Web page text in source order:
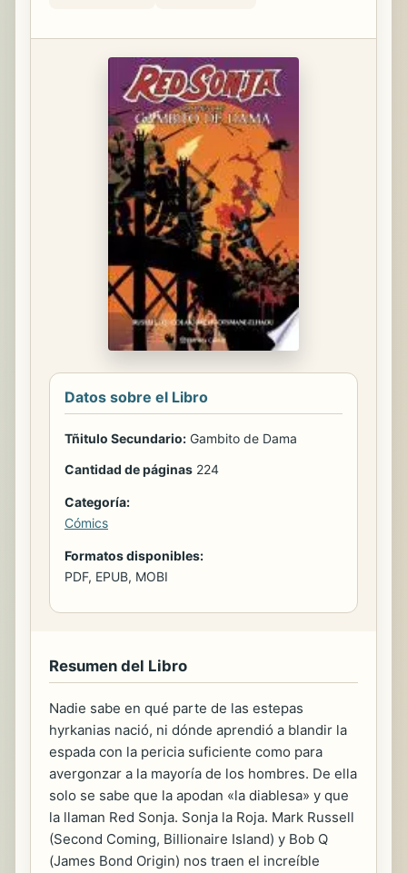
Datos sobre el Libro
Tñitulo Secundario: Gambito de Dama
Cantidad de páginas 224
Categoría:
Cómics
Formatos disponibles:
PDF, EPUB, MOBI
Resumen del Libro
Nadie sabe en qué parte de las estepas
hyrkanias nació, ni dónde aprendió a blandir la
espada con la pericia suficiente como para
avergonzar a la mayoría de los hombres. De ella
solo se sabe que la apodan «la diablesa» y que
la llaman Red Sonja. Sonja la Roja. Mark Russell
(Second Coming, Billionaire Island) y Bob Q
(James Bond Origin) nos traen el increíble